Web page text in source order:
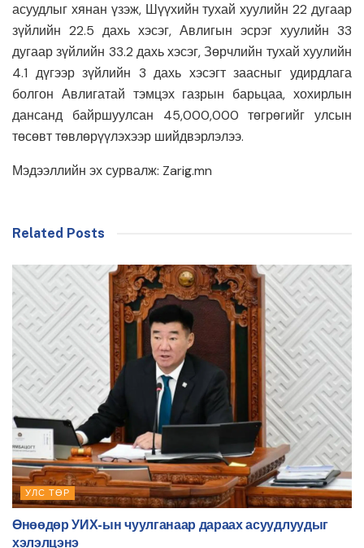
асуудлыг хянан үзэж, Шүүхийн тухай хуулийн 22 дугаар
зүйлийн 22.5 дахь хэсэг, Авлигын эсрэг хуулийн 33
дугаар зүйлийн 33.2 дахь хэсэг, Зөрчлийн тухай хуулийн
4.1 дүгээр зүйлийн 3 дахь хэсэгт заасныг удирдлага
болгон Авлигатай тэмцэх газрын барьцаа, хохирлын
дансанд байршуулсан 45,000,000 төгрөгийг улсын
төсөвт төвлөрүүлэхээр шийдвэрлэлээ.
Мэдээллийн эх сурвалж: Zarig.mn
Related Posts
УЛС ТӨР
Өнөөдөр УИХ-ын чуулганаар дараах асуудлуудыг
хэлэлцэнэ